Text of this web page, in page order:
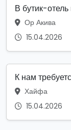
В бутик-
Ор Акива
15.04.2026
К нам
Хайфа
15.04.2026